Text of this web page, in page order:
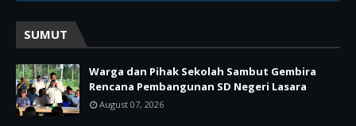
SUMUT
Warga dan Pihak Sekolah Sambut Gembira
Rencana Pembangunan SD Negeri Lasara
August 07, 2026